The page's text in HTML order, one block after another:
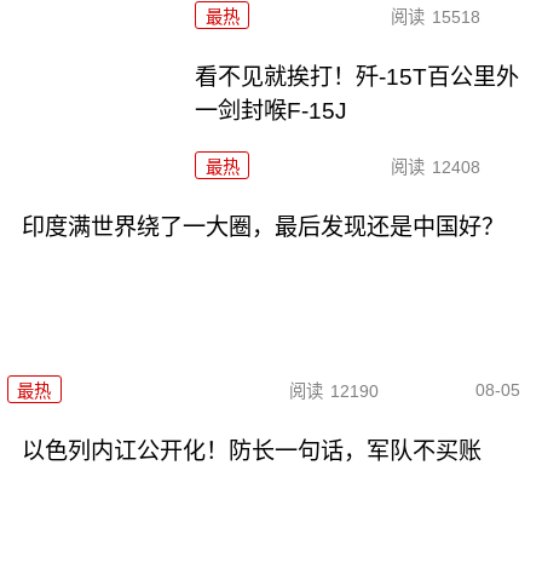
最热 阅读 15518
看不见就挨打！歼-15T百公里外
一剑封喉F-15J
最热 阅读 12408
印度满世界绕了一大圈，最后发现还是中国好？
最热 阅读 12190 08-05
以色列内讧公开化！防长一句话，军队不买账